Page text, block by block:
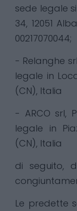
sede legale
34, 12051
00217070044;
- Relanghe
legale in
(CN), Italia
- ARCO srl,
legale in
(CN), Italia
di seguito,
Le predette